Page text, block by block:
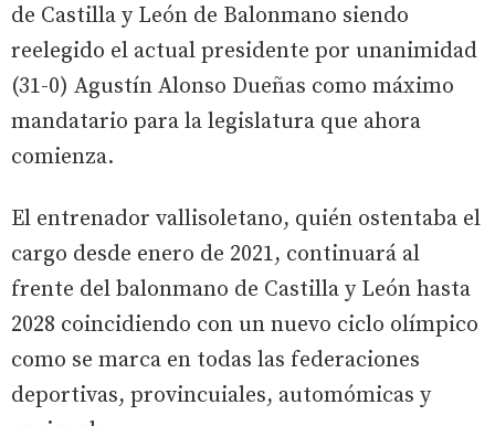
de Castilla y León de Balonmano siendo
reelegido el actual presidente por unanimidad
(31-0) Agustín Alonso Dueñas como máximo
mandatario para la legislatura que ahora
comienza.
El entrenador vallisoletano, quién ostentaba el
cargo desde enero de 2021, continuará al
frente del balonmano de Castilla y León hasta
2028 coincidiendo con un nuevo ciclo olímpico
como se marca en todas las federaciones
deportivas, provincuiales, automómicas y